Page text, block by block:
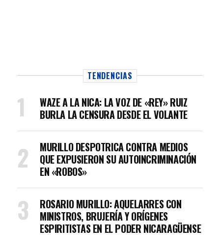
TENDENCIAS
WAZE A LA NICA: LA VOZ DE «REY» RUIZ
BURLA LA CENSURA DESDE EL VOLANTE
MURILLO DESPOTRICA CONTRA MEDIOS
QUE EXPUSIERON SU AUTOINCRIMINACIÓN
EN «ROBOS»
ROSARIO MURILLO: AQUELARRES CON
MINISTROS, BRUJERÍA Y ORÍGENES
ESPIRITISTAS EN EL PODER NICARAGÜENSE